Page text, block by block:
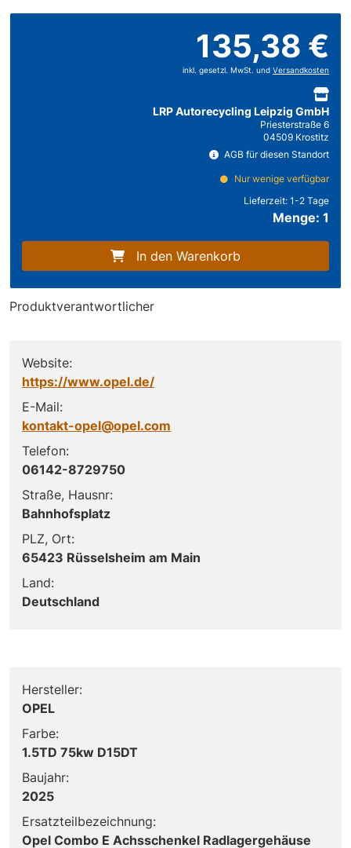
135,38 €
inkl. gesetzl. MwSt. und Versandkosten
LRP Autorecycling Leipzig GmbH
Priesterstraße 6
04509 Krostitz
AGB für diesen Standort
Nur wenige verfügbar
Lieferzeit: 1-2 Tage
Menge: 1
In den Warenkorb
Produktverantwortlicher
Website:
https://www.opel.de/
E-Mail:
kontakt-opel@opel.com
Telefon:
06142-8729750
Straße, Hausnr:
Bahnhofsplatz
PLZ, Ort:
65423 Rüsselsheim am Main
Land:
Deutschland
Hersteller:
OPEL
Farbe:
1.5TD 75kw D15DT
Baujahr:
2025
Ersatzteilbezeichnung:
Opel Combo E Achsschenkel Radlagergehäuse